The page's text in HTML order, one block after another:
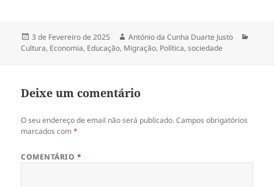
Publicado
a
3 de Fevereiro de 2025 Autor
António da Cunha Duarte Justo
Cultura, Economia, Educação, Migração, Política,sociedade
Deixe um comentário
O seu endereço de email não será publicado. Campos obrigatórios
marcados com*
COMENTÁRIO *